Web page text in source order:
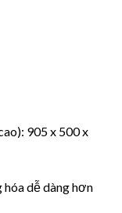
905 x 500 x
hóa dễ dàng hơn